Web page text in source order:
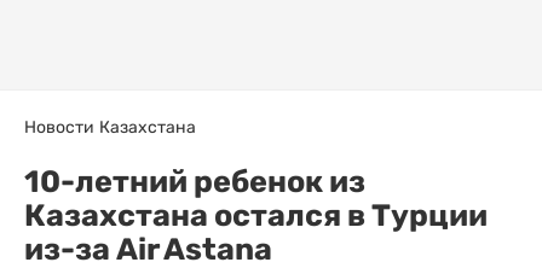
Новости Казахстана
10-летний ребенок из
Казахстана остался в Турции
из-за Air Astana